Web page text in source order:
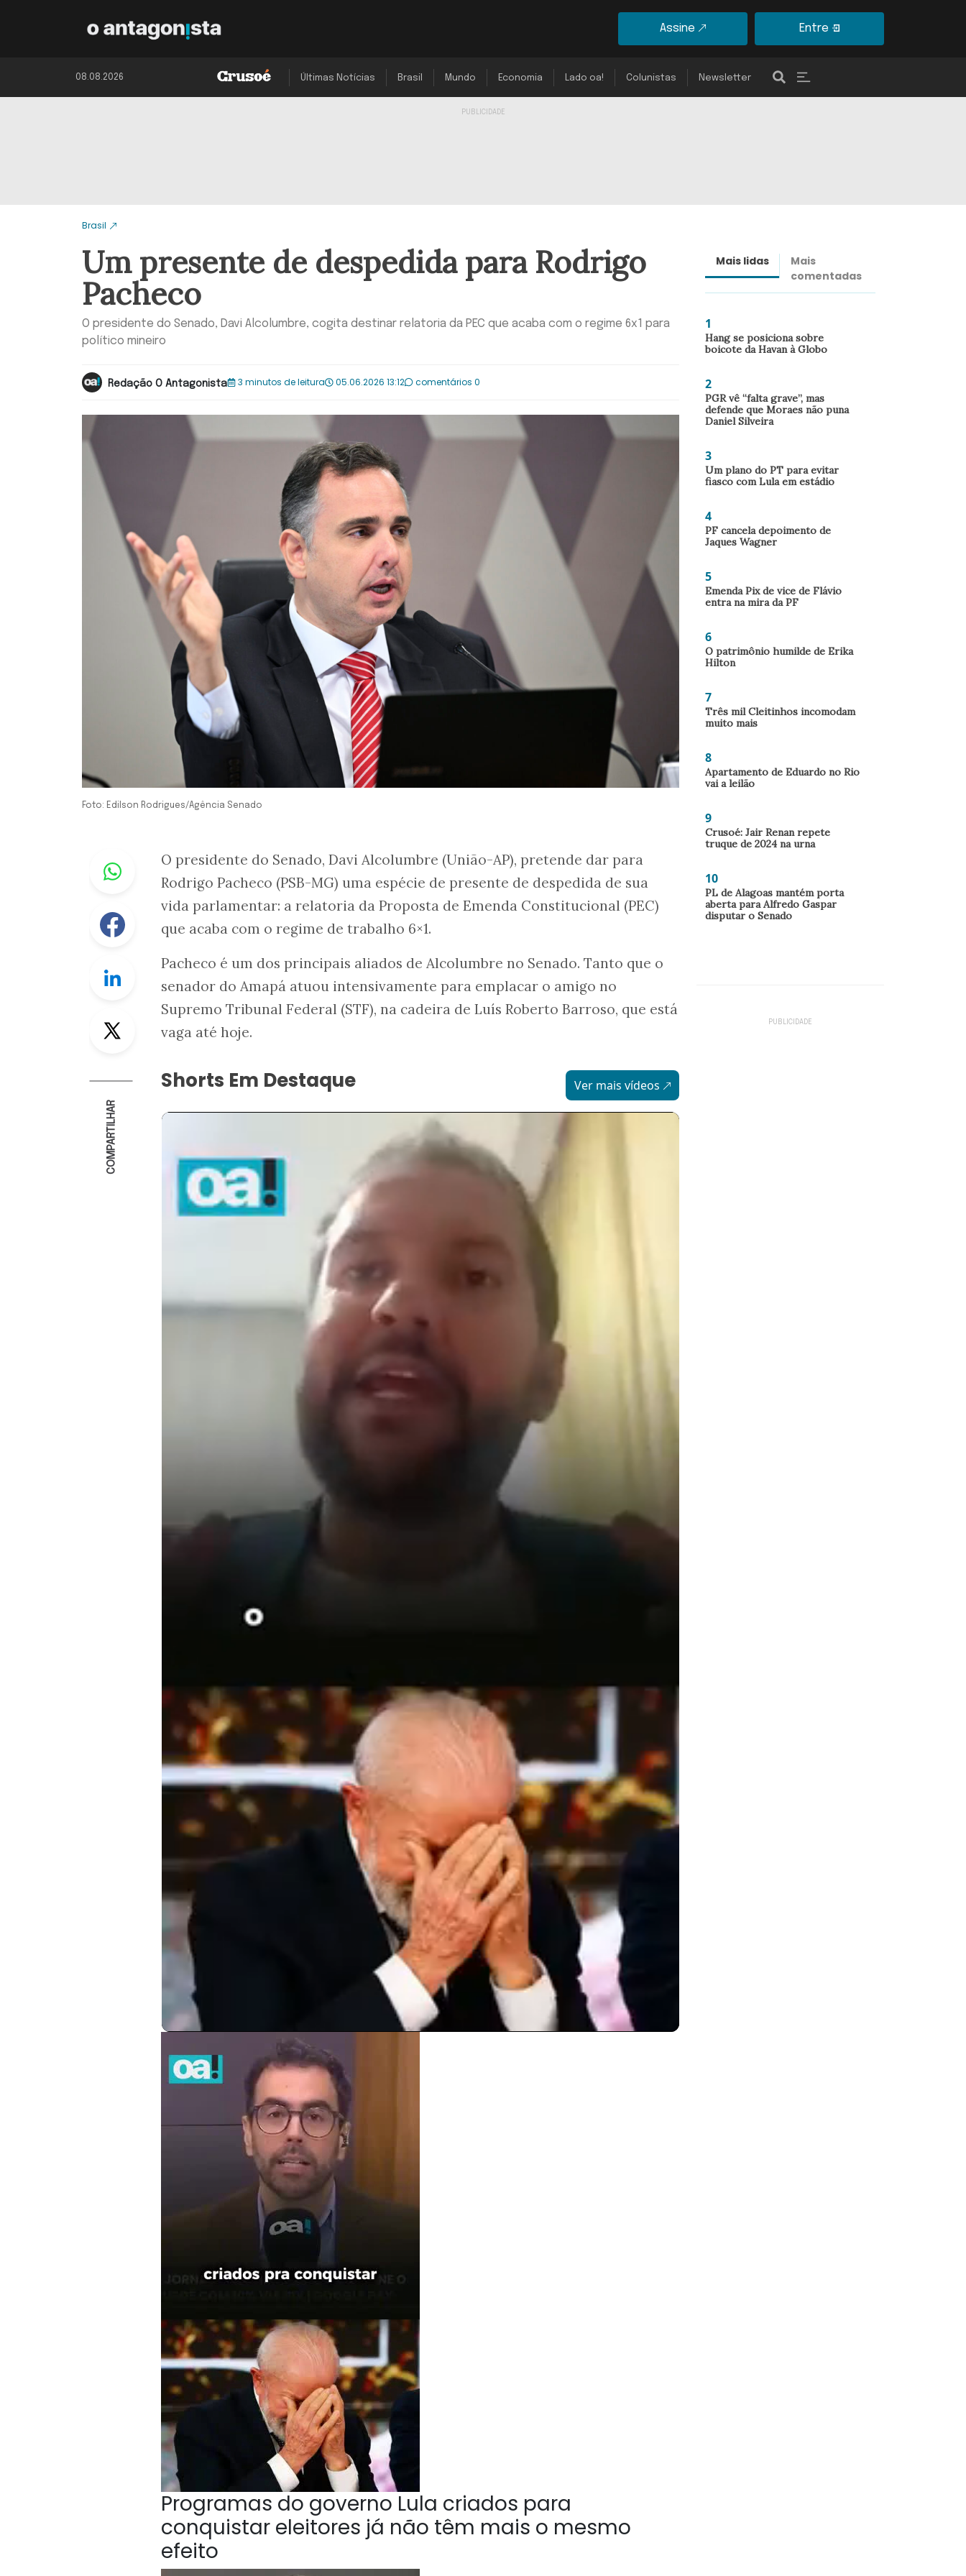
Assine Entre
08.08.2026 Últimas Notícias Brasil Mundo Economia Lado oa! Colunistas Newsletter
Brasil
Um presente de despedida para Rodrigo
Pacheco
O presidente do Senado, Davi Alcolumbre, cogita destinar relatoria da PEC que acaba com o regime 6x1 para
político mineiro
Redação O Antagonista 3 minutos de leitura 05.06.2026 13:12 comentários 0
Foto: Edilson Rodrigues/Agência Senado
Whastapp
Facebook
Linkedin
Twitter
COMPARTILHAR
O presidente do Senado, Davi Alcolumbre (União-AP), pretende dar para
Rodrigo Pacheco (PSB-MG) uma espécie de presente de despedida de sua
vida parlamentar: a relatoria da Proposta de Emenda Constitucional (PEC)
que acaba com o regime de trabalho 6×1.
Pacheco é um dos principais aliados de Alcolumbre no Senado. Tanto que o
senador do Amapá atuou intensivamente para emplacar o amigo no
Supremo Tribunal Federal (STF), na cadeira de Luís Roberto Barroso, que está
vaga até hoje.
Shorts Em Destaque Ver mais vídeos
Programas do governo Lula criados para
conquistar eleitores já não têm mais o mesmo
efeito
Mais lidas
Mais
comentadas
1
Hang se posiciona sobre
boicote da Havan à Globo
2
PGR vê “falta grave”, mas
defende que Moraes não puna
Daniel Silveira
3
Um plano do PT para evitar
fiasco com Lula em estádio
4
PF cancela depoimento de
Jaques Wagner
5
Emenda Pix de vice de Flávio
entra na mira da PF
6
O patrimônio humilde de Erika
Hilton
7
Três mil Cleitinhos incomodam
muito mais
8
Apartamento de Eduardo no Rio
vai a leilão
9
Crusoé: Jair Renan repete
truque de 2024 na urna
10
PL de Alagoas mantém porta
aberta para Alfredo Gaspar
disputar o Senado